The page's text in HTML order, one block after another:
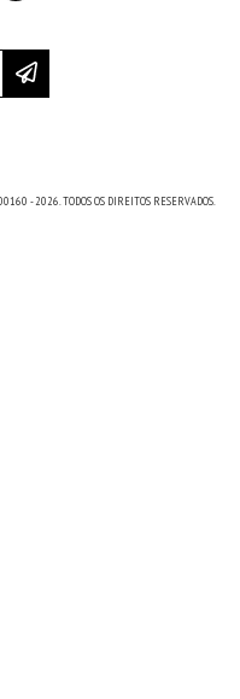
- 2026. TODOS OS DIREITOS RESERVADOS.